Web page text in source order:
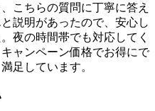
こちらの質問に丁寧に答え
説明があったので、安心し
夜の時間帯でも対応してく
ャンペーン価格でお得にで
足しています。